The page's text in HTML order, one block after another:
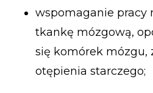
wspomaganie pracy
tkankę mózgową,
się komórek mózgu,
otępienia starczego;